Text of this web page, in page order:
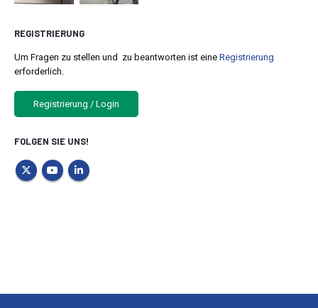
REGISTRIERUNG
Um Fragen zu stellen und zu beantworten ist eine Registrierung
erforderlich.
Registrierung / Login
FOLGEN SIE UNS!